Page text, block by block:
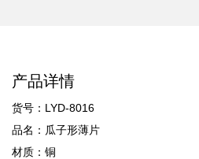
产品详情
货号：LYD-8016
品名：瓜子形薄片
材质：铜